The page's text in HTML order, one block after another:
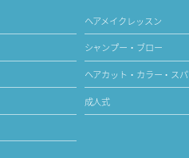
ヘアメイクレッスン
シャンプー・ブロー
ヘアカット・カラー・スパ
成人式